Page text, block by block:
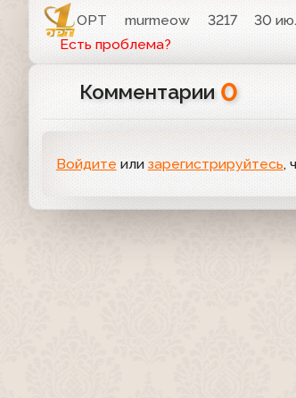
ОРТ murmeow 3217
30
Есть проблема?
Комментарии 0
Войдите или зарегистрируйтесь,